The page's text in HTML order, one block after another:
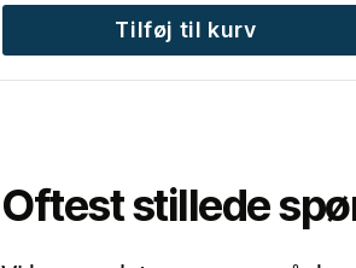
Tilføj til kurv
Oftest stillede